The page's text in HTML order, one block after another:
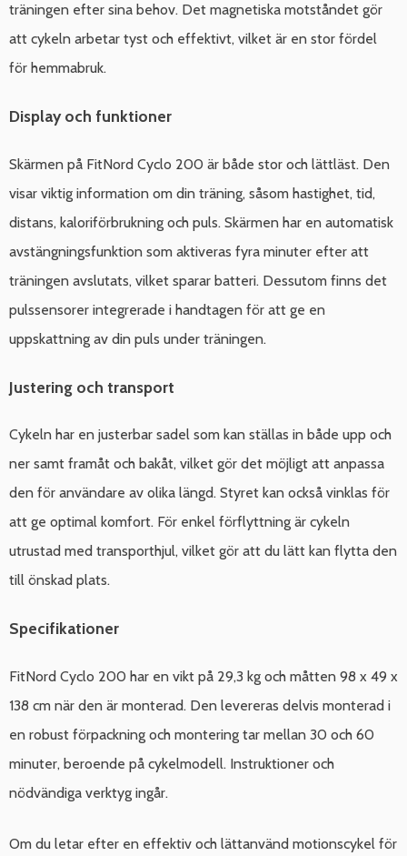
träningen efter sina behov. Det magnetiska motståndet gör
att cykeln arbetar tyst och effektivt, vilket är en stor fördel
för hemmabruk.
Display och funktioner
Skärmen på FitNord Cyclo 200 är både stor och lättläst. Den
visar viktig information om din träning, såsom hastighet, tid,
distans, kaloriförbrukning och puls. Skärmen har en automatisk
avstängningsfunktion som aktiveras fyra minuter efter att
träningen avslutats, vilket sparar batteri. Dessutom finns det
pulssensorer integrerade i handtagen för att ge en
uppskattning av din puls under träningen.
Justering och transport
Cykeln har en justerbar sadel som kan ställas in både upp och
ner samt framåt och bakåt, vilket gör det möjligt att anpassa
den för användare av olika längd. Styret kan också vinklas för
att ge optimal komfort. För enkel förflyttning är cykeln
utrustad med transporthjul, vilket gör att du lätt kan flytta den
till önskad plats.
Specifikationer
FitNord Cyclo 200 har en vikt på 29,3 kg och måtten 98 x 49 x
138 cm när den är monterad. Den levereras delvis monterad i
en robust förpackning och montering tar mellan 30 och 60
minuter, beroende på cykelmodell. Instruktioner och
nödvändiga verktyg ingår.
Om du letar efter en effektiv och lättanvänd motionscykel för